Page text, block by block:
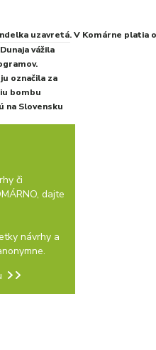
uzavretá. V Komárne platia
vážila
označila za
bombu
na Slovensku
či
dajte
návrhy a